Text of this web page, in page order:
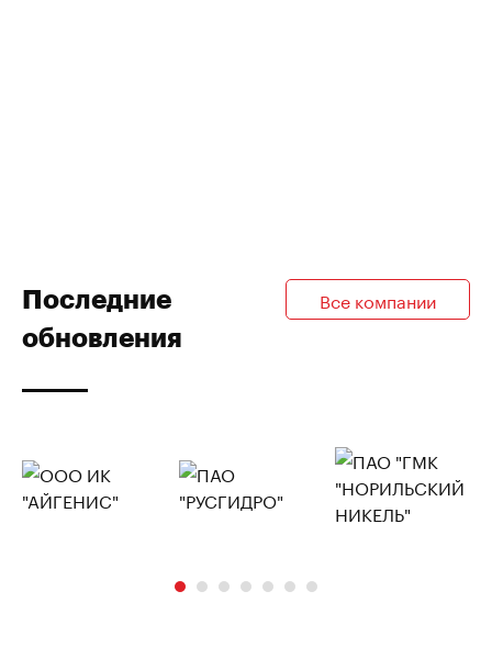
Последние
обновления
Все компании